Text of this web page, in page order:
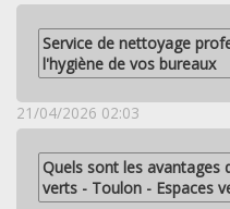
Service de nettoyage
l'hygiène de vos bureaux
21/04/2026 02:03
Quels sont les avantages
verts - Toulon - Espaces